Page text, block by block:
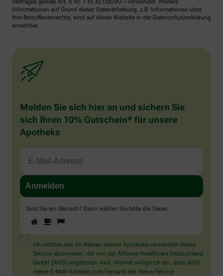
Vertrages gemäß Art. 6 Nr. 1 lit. b) DSGVO – verwendet. Weitere
Informationen auf Grund dieser Datenerhebung, z.B. Informationen über
Ihre Betroffenenrechte, sind auf dieser Website in der Datenschutzerklärung
einsehbar.
Melden Sie sich hier an und sichern Sie
sich Ihren 10% Gutschein* für unsere
Apotheke
Sind Sie ein Mensch? Dann wählen Sie bitte die Tasse.
Sind
Sie
ein
Mensch?
Dann
wählen
Sie
1 2
Ich möchte den im Namen meiner Apotheke versandten News-
Service abonnieren, der von der Alliance Healthcare Deutschland
GmbH (AHD) angeboten wird. Hiermit willige ich ein, dass AHD
meine E-Mail-Adresse zum Versand des News-Service